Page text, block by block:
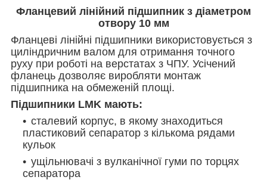
Фланцевий лінійний підшипник з діаметром
отвору 10 мм
Фланцеві лінійні підшипники використовується з
циліндричним валом для отримання точного
руху при роботі на верстатах з ЧПУ. Усічений
фланець дозволяє виробляти монтаж
підшипника на обмеженій площі.
Підшипники LMK мають:
сталевий корпус, в якому знаходиться
пластиковий сепаратор з кількома рядами
кульок
ущільнювачі з вулканічної гуми по торцях
сепаратора